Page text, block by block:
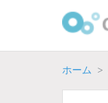
ホーム